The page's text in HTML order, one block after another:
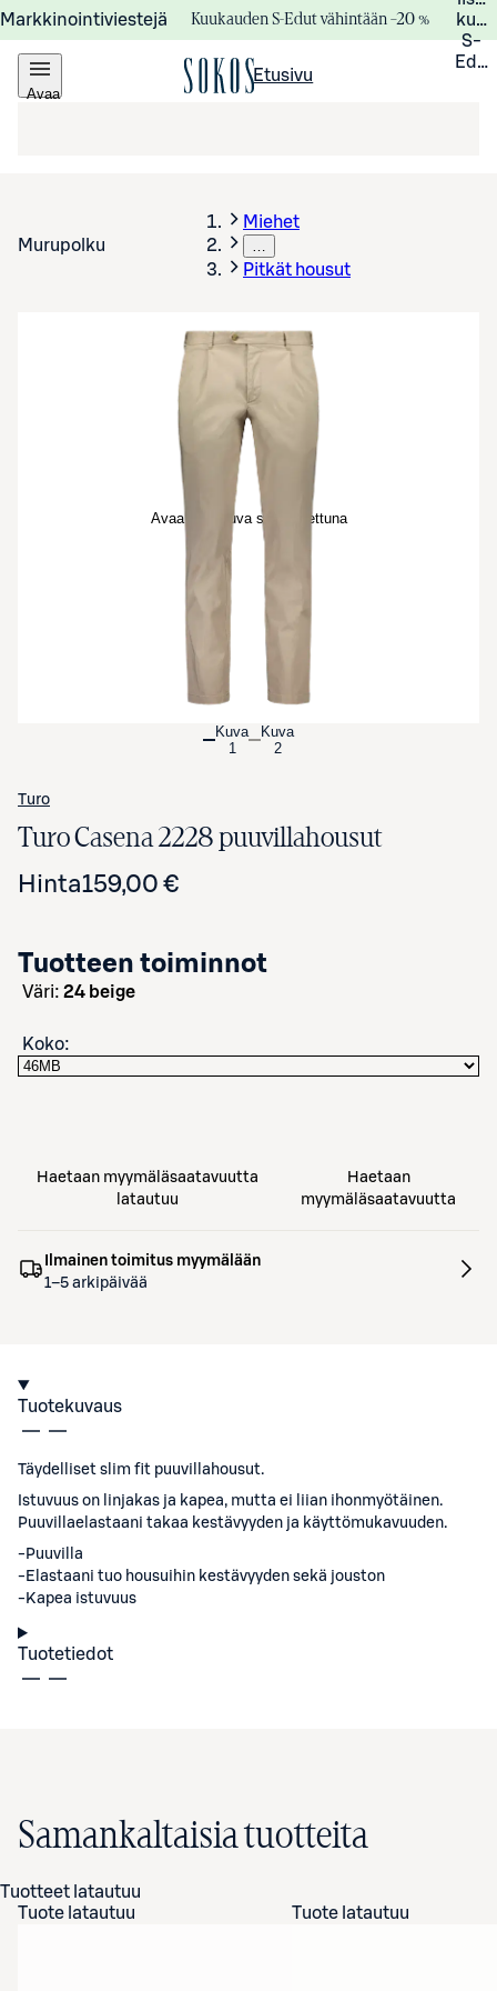
Markkinointiviestejä Kuukauden S-Edut vähintään –20 %
S-
Avaa
Etusivu
Murupolku
Miehet
…
Pitkät housut
Avaa tuotekuva suurennettuna
Kuva
1
Kuva
2
Turo
Turo Casena 2228 puuvillahousut
Hinta159,00 €
Tuotteen toiminnot
väri: 24 beige
Koko:
Haetaan myymäläsaatavuutta
latautuu
Haetaan
myymäläsaatavuutta
Ilmainen toimitus myymälään
1–5 arkipäivää
Tuotekuvaus
Täydelliset slim fit puuvillahousut.
Istuvuus on linjakas ja kapea, mutta ei liian ihonmyötäinen.
Puuvillaelastaani takaa kestävyyden ja käyttömukavuuden.
-Puuvilla
-Elastaani tuo housuihin kestävyyden sekä jouston
-Kapea istuvuus
Tuotetiedot
Samankaltaisia tuotteita
Tuotteet latautuu
Tuote latautuu
Tuote latautuu